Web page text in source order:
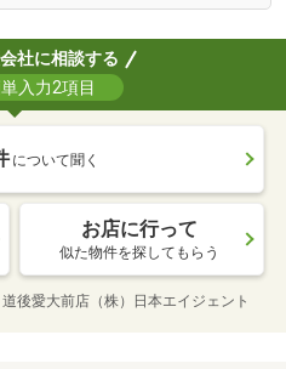
社に相談する
入力2項目
について聞く
お店に行って
似た物件を探してもらう
後愛大前店（株）日本エイジェント